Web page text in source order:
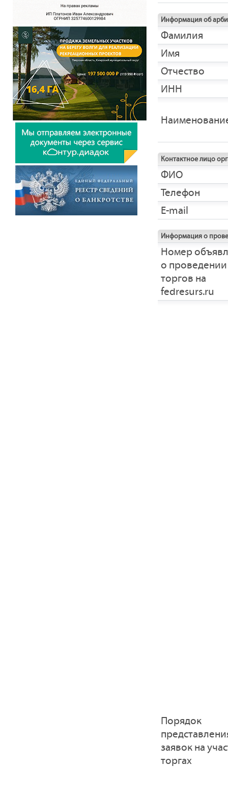
Информация об
Фамилия
Имя
Отчество
ИНН
Контактное лицо
ФИО
Телефон
E-mail
Информация о
Номер
о проведении
торгов на
fedresurs.ru
Порядок
заявок на
торгах